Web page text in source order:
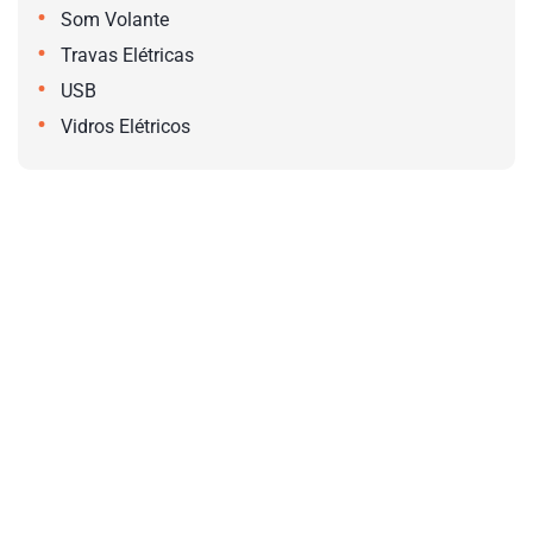
• Som Volante
• Travas Elétricas
• USB
• Vidros Elétricos